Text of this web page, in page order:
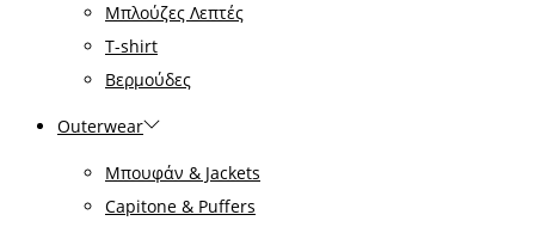
Μπλούζες Λεπτές
T-shirt
Βερμούδες
Outerwear
Μπουφάν & Jackets
Capitone & Puffers